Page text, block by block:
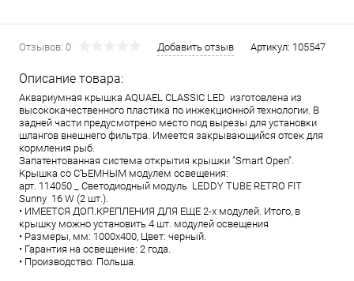
Отзывов: 0 Добавить отзыв Артикул: 105547
Описание товара:
Аквариумная крышка AQUAEL CLASSIC LED изготовлена из
высококачественного пластика по инжекционной технологии. В
задней части предусмотрено место под вырезы для установки
шлангов внешнего фильтра. Имеется закрывающийся отсек для
кормления рыб.
Запатентованная система открытия крышки "Smart Open".
Крышка со СЪЕМНЫМ модулем освещения:
арт. 114050 _ Светодиодный модуль LEDDY TUBE RETRO FIT
Sunny 16 W (2 шт.).
• ИМЕЕТСЯ ДОП.КРЕПЛЕНИЯ ДЛЯ ЕЩЕ 2-х модулей. Итого, в
крышку можно установить 4 шт. модулей освещения
• Размеры, мм: 1000х400, Цвет: черный.
• Гарантия на освещение: 2 года.
• Производство: Польша.